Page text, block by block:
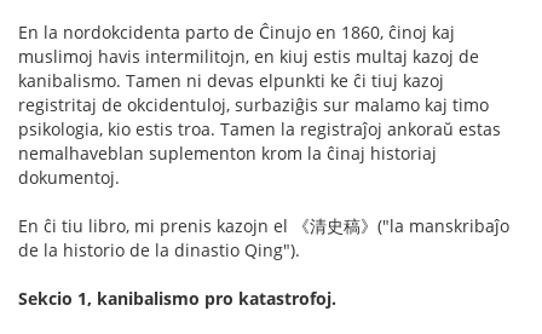
En la nordokcidenta parto de Ĉinujo en 1860, ĉinoj kaj
muslimoj havis intermilitojn, en kiuj estis multaj kazoj de
kanibalismo. Tamen ni devas elpunkti ke ĉi tiuj kazoj
registritaj de okcidentuloj, surbaziĝis sur malamo kaj timo
psikologia, kio estis troa. Tamen la registraĵoj ankoraŭ estas
nemalhaveblan suplementon krom la ĉinaj historiaj
dokumentoj.
En ĉi tiu libro, mi prenis kazojn el 《清史稿》("la manskribaĵo
de la historio de la dinastio Qing").
Sekcio 1, kanibalismo pro katastrofoj.